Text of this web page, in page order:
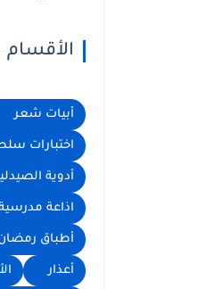
الأقسام
أبيات شعر
اختبارات
أدوية
اذاعة
أطباق
أعذار